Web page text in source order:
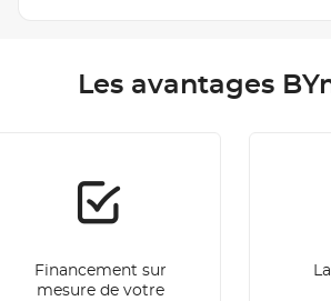
Les avantages
Financement sur
mesure de votre